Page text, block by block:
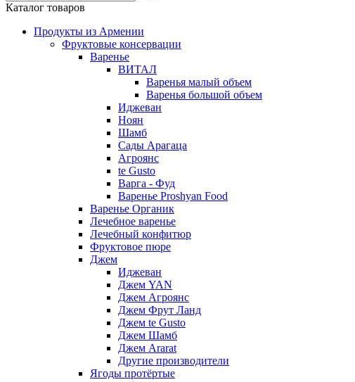
Каталог товаров
Продукты из Армении
Фруктовые консервации
Варенье
ВИТАЛ
Варенья малый объем
Варенья большой объем
Иджеван
Ноян
Шамб
Сады Арагаца
Агроянс
te Gusto
Варга - Фуд
Варенье Proshyan Food
Варенье Органик
Лечебное варенье
Лечебный конфитюр
Фруктовое пюре
Джем
Иджеван
Джем YAN
Джем Агроянс
Джем Фрут Ланд
Джем te Gusto
Джем Шамб
Джем Ararat
Другие производители
Ягоды протёртые